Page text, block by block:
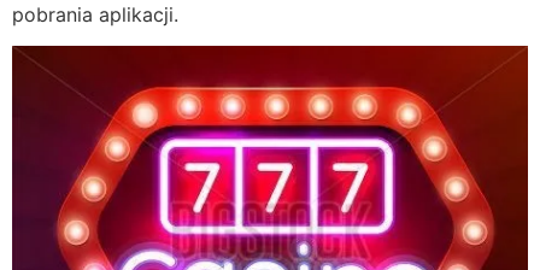
pobrania aplikacji.